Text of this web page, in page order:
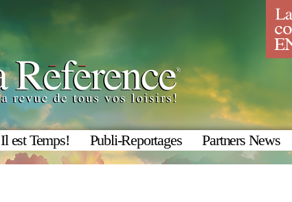
Il est Temps! Publi-Reportages Partners News